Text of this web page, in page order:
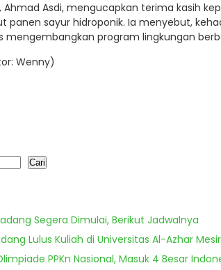
Ahmad Asdi, mengucapkan terima kasih
panen sayur hidroponik. Ia menyebut,
mengembangkan program lingkungan
Wenny)
Cari
Segera Dimulai, Berikut Jadwalnya
Lulus Kuliah di Universitas Al-Azhar Mesir
PPKn Nasional, Masuk 4 Besar